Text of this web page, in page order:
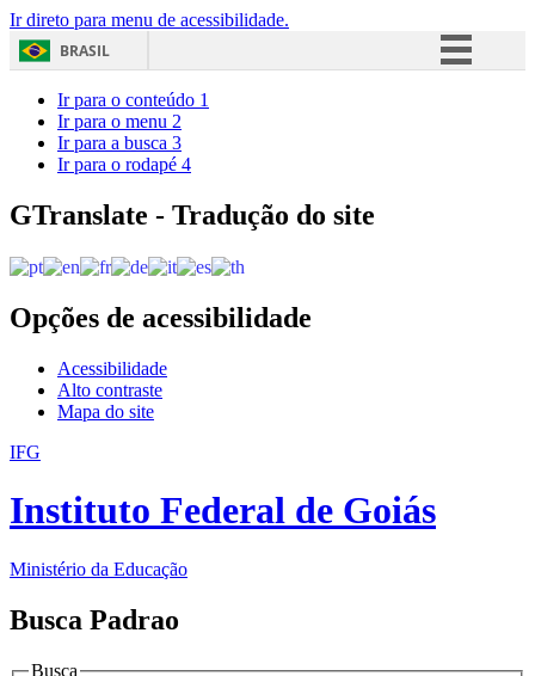
Ir direto para menu de acessibilidade.
BRASIL
Acesso à informação
Ir para o conteúdo 1
Ir para o menu 2
Ir para a busca 3
Ir para o rodapé 4
GTranslate - Tradução do site
Opções de acessibilidade
Acessibilidade
Alto contraste
Mapa do site
IFG
Instituto Federal de Goiás
Ministério da Educação
Busca Padrao
Busca